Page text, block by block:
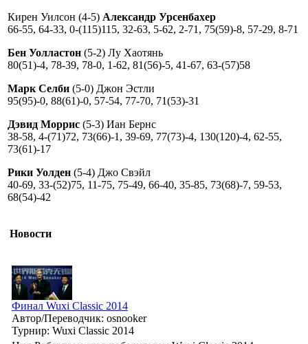
Кирен Уилсон (4-5) Александр Урсенбахер
66-55, 64-33, 0-(115)115, 32-63, 5-62, 2-71, 75(59)-8, 57-29, 8-71
Бен Уолластон (5-2) Лу Хаотянь
80(51)-4, 78-39, 78-0, 1-62, 81(56)-5, 41-67, 63-(57)58
Марк Селби (5-0) Джон Эстли
95(95)-0, 88(61)-0, 57-54, 77-70, 71(53)-31
Дэвид Моррис (5-3) Иан Бернс
38-58, 4-(71)72, 73(66)-1, 39-69, 77(73)-4, 130(120)-4, 62-55,
73(61)-17
Рики Уолден (5-4) Джо Свэйл
40-69, 33-(52)75, 11-75, 75-49, 66-40, 35-85, 73(68)-7, 59-53,
68(54)-42
Новости
Финал Wuxi Classic 2014
Автор/Переводчик: osnooker
Турнир: Wuxi Classic 2014